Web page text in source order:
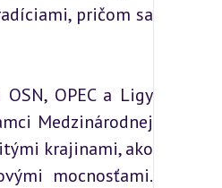
pričom sa
OPEC a Ligy
Medzinárodnej
krajinami, ako
mocnosťami.